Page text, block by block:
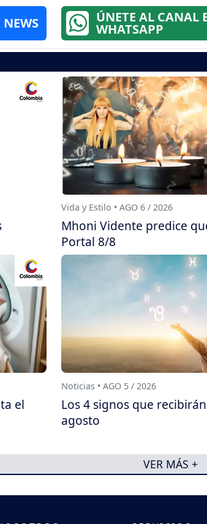
NEWS ÚNETE AL CANAL
WHATSAPP
Vida y Estilo • AGO 6 / 2026
Mhoni Vidente predice
Portal 8/8
el
Noticias • AGO 5 / 2026
Los 4 signos que
agosto
VER MÁS +